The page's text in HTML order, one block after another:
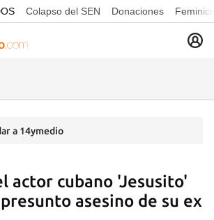
Colapso del SEN Donaciones
a 14ymedio
actor cubano 'Jesusito'
asesino de su ex